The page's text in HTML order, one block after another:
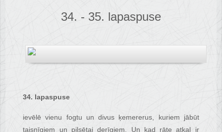
34. - 35. lapaspuse
34. lapaspuse
ievēlē vienu fogtu un divus ķemererus, kuriem jābūt
taisnīgiem un pilsētai derīgiem. Un kad rāte atkal ir